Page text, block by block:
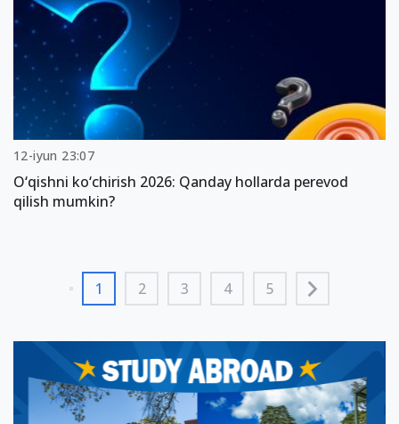
12-iyun 23:07
O‘qishni ko‘chirish 2026: Qanday hollarda perevod
qilish mumkin?
1 2 3 4 5